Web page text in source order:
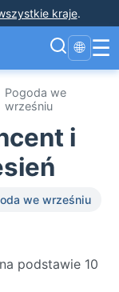
kraje.
🌐 ☰
Pogoda we
wrześniu
i
we wrześniu
podstawie 10